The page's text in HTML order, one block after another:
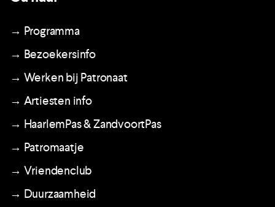
→ Programma
→ Bezoekersinfo
→ Werken bij Patronaat
→ Artiesten info
→ HaarlemPas & ZandvoortPas
→ Patromaatje
→ Vriendenclub
→ Duurzaamheid